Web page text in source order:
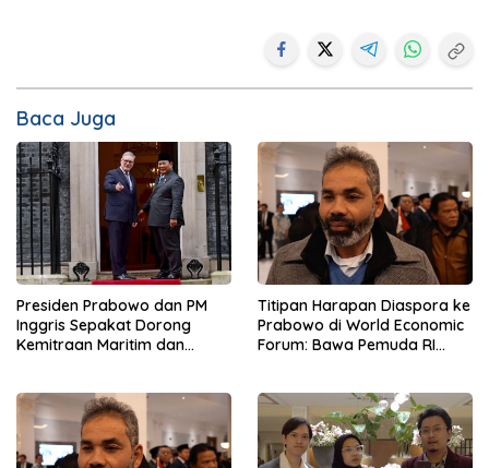
Baca Juga
Presiden Prabowo dan PM
Inggris Sepakat Dorong
Kemitraan Maritim dan
Titipan Harapan Diaspora ke
Prabowo di World Economic
Forum: Bawa Pemuda RI